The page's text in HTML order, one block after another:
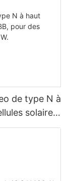
de type N à
solaires
620 W, 630